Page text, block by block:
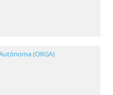
(ORGA)